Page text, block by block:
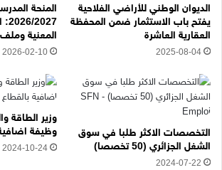
ر
و
ن
ي
ن
ا
الديوان الوطني للأراضي الفلاحية
يفتح باب الاستثمار ضمن المحفظة
العقارية العاشرة
2025-08-04
المنحة
المعنية
2026-02-10
التخصصات الاكثر طلبا في سوق
الشغل الجزائري (50 تخصصا)
2024-07-22
وظيفة
2024-10-24